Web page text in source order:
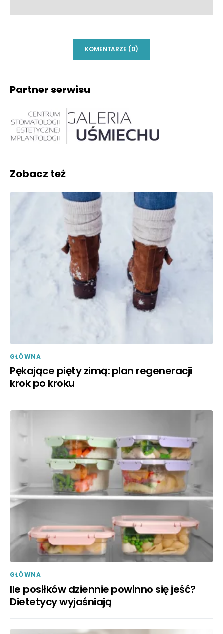
KOMENTARZE (0)
Partner serwisu
Zobacz też
GŁÓWNA
Pękające pięty zimą: plan regeneracji
krok po kroku
GŁÓWNA
Ile posiłków dziennie powinno się jeść?
Dietetycy wyjaśniają